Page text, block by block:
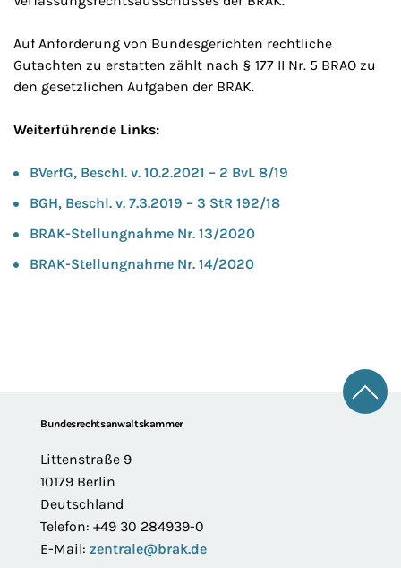
Auf Anforderung von Bundesgerichten rechtliche
Gutachten zu erstatten zählt nach § 177 II Nr. 5 BRAO zu
den gesetzlichen Aufgaben der BRAK.
Weiterführende Links:
BVerfG, Beschl. v. 10.2.2021 – 2 BvL 8/19
BGH, Beschl. v. 7.3.2019 – 3 StR 192/18
BRAK-Stellungnahme Nr. 13/2020
BRAK-Stellungnahme Nr. 14/2020
FooterBundesrechtsanwaltskammer
Littenstraße 9
10179 Berlin
Deutschland
Telefon: +49 30 284939-0
E-Mail: zentrale@brak.de